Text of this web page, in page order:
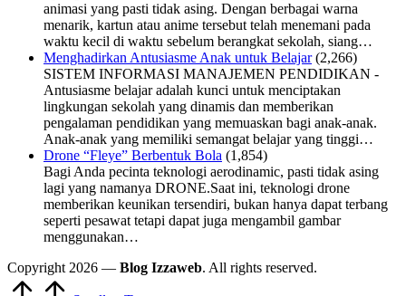
animasi yang pasti tidak asing. Dengan berbagai warna
menarik, kartun atau anime tersebut telah menemani pada
waktu kecil di waktu sebelum berangkat sekolah, siang…
Menghadirkan Antusiasme Anak untuk Belajar (2,266)
SISTEM INFORMASI MANAJEMEN PENDIDIKAN -
Antusiasme belajar adalah kunci untuk menciptakan
lingkungan sekolah yang dinamis dan memberikan
pengalaman pendidikan yang memuaskan bagi anak-anak.
Anak-anak yang memiliki semangat belajar yang tinggi…
Drone “Fleye” Berbentuk Bola (1,854)
Bagi Anda pecinta teknologi aerodinamic, pasti tidak asing
lagi yang namanya DRONE.Saat ini, teknologi drone
memberikan keunikan tersendiri, bukan hanya dapat terbang
seperti pesawat tetapi dapat juga mengambil gambar
menggunakan…
Copyright 2026 — Blog Izzaweb. All rights reserved.